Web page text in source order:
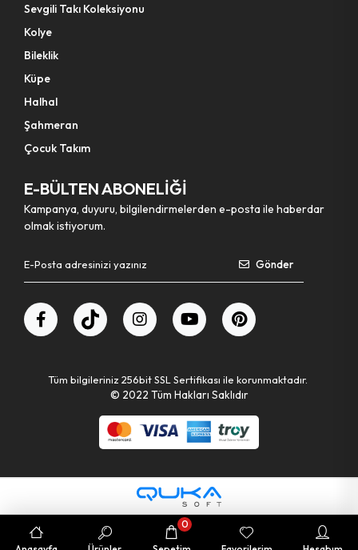
Sevgili Takı Koleksiyonu
Kolye
Bileklik
Küpe
Halhal
Şahmeran
Çocuk Takım
E-BÜLTEN ABONELİĞİ
Kampanya, duyuru, bilgilendirmelerden e-posta ile haberdar
olmak istiyorum.
Gönder
Tüm bilgileriniz 256bit SSL Sertifikası ile korunmaktadır.
© 2022 Tüm Hakları Saklıdır
0